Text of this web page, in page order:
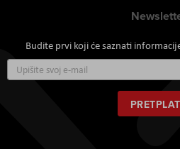
Budite prvi koji će saznati
se
za
naš